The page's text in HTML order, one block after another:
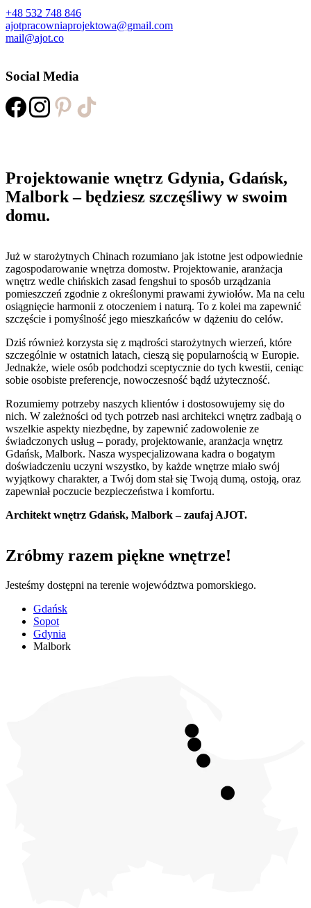
+48 532 748 846
ajotpracowniaprojektowa@gmail.com
mail@ajot.co
Social Media
Projektowanie wnętrz Gdynia, Gdańsk,
Malbork – będziesz szczęśliwy w swoim
domu.
Już w starożytnych Chinach rozumiano jak istotne jest odpowiednie
zagospodarowanie wnętrza domostw. Projektowanie, aranżacja
wnętrz wedle chińskich zasad fengshui to sposób urządzania
pomieszczeń zgodnie z określonymi prawami żywiołów. Ma na celu
osiągnięcie harmonii z otoczeniem i naturą. To z kolei ma zapewnić
szczęście i pomyślność jego mieszkańców w dążeniu do celów.
Dziś również korzysta się z mądrości starożytnych wierzeń, które
szczególnie w ostatnich latach, cieszą się popularnością w Europie.
Jednakże, wiele osób podchodzi sceptycznie do tych kwestii, ceniąc
sobie osobiste preferencje, nowoczesność bądź użyteczność.
Rozumiemy potrzeby naszych klientów i dostosowujemy się do
nich. W zależności od tych potrzeb nasi architekci wnętrz zadbają o
wszelkie aspekty niezbędne, by zapewnić zadowolenie ze
świadczonych usług – porady, projektowanie, aranżacja wnętrz
Gdańsk, Malbork. Nasza wyspecjalizowana kadra o bogatym
doświadczeniu uczyni wszystko, by każde wnętrze miało swój
wyjątkowy charakter, a Twój dom stał się Twoją dumą, ostoją, oraz
zapewniał poczucie bezpieczeństwa i komfortu.
Architekt wnętrz Gdańsk, Malbork – zaufaj AJOT.
Zróbmy razem piękne wnętrze!
Jesteśmy dostępni na terenie województwa pomorskiego.
Gdańsk
Sopot
Gdynia
Malbork